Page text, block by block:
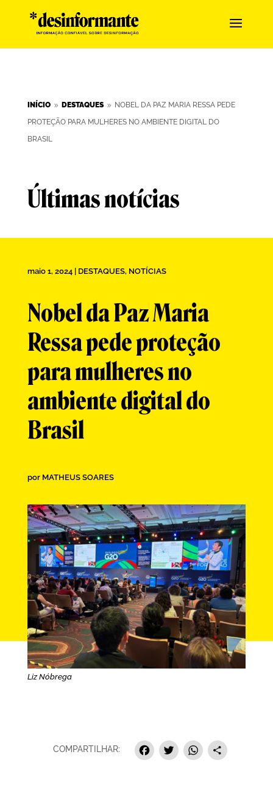
INÍCIO 9 DESTAQUES 9
NOBEL DA PAZ MARIA RESSA PEDE
PROTEÇÃO PARA MULHERES NO AMBIENTE DIGITAL DO
BRASIL
Últimas notícias
maio 1, 2024| DESTAQUES, NOTÍCIAS
Nobel da Paz Maria
Ressa pede proteção
para mulheres no
ambiente digital do
Brasil
por MATHEUS SOARES
Liz Nóbrega
COMPARTILHAR: Facebook
Twitter